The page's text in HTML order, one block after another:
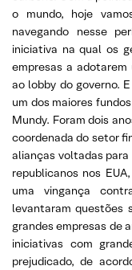
o mundo, hoje
navegando nesse
iniciativa na qual os
empresas a
ao lobby do governo.
um dos maiores
Mundy. Foram dois
coordenada do setor
alianças voltadas
republicanos nos
uma vingança
levantaram questões
grandes empresas de
iniciativas com
prejudicado, de